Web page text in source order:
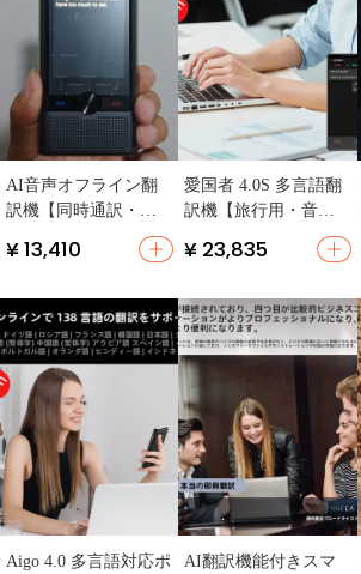
AI音声オフライン翻
訳機【同時通訳・リ
話・広東語対応】
¥ 13,410
愛国者 4.0S 多言語翻
訳機【旅行用・音声
翻訳・英中日韓独仏
西対応】
¥ 23,835
Aigo 4.0 多言語対応ポ
AI翻訳機能付きスマ